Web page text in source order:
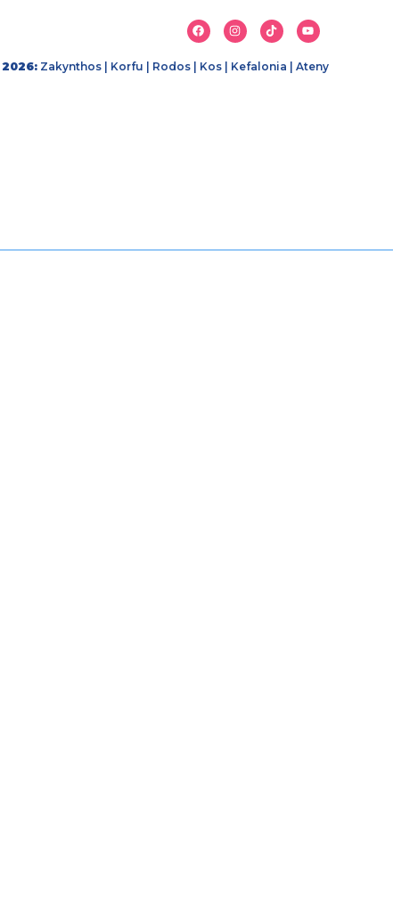
2026: Zakynthos Korfu Rodos Kos Kefalonia Ateny